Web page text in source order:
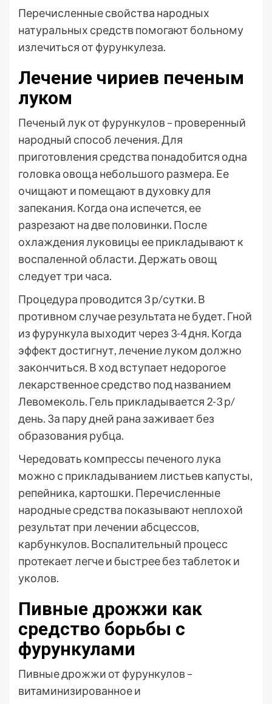
Перечисленные свойства народных
натуральных средств помогают больному
излечиться от фурункулеза.
Лечение чириев печеным
луком
Печеный лук от фурункулов – проверенный
народный способ лечения. Для
приготовления средства понадобится одна
головка овоща небольшого размера. Ее
очищают и помещают в духовку для
запекания. Когда она испечется, ее
разрезают на две половинки. После
охлаждения луковицы ее прикладывают к
воспаленной области. Держать овощ
следует три часа.
Процедура проводится 3 р/сутки. В
противном случае результата не будет. Гной
из фурункула выходит через 3-4 дня. Когда
эффект достигнут, лечение луком должно
закончиться. В ход вступает недорогое
лекарственное средство под названием
Левомеколь. Гель прикладывается 2-3 р/
день. За пару дней рана заживает без
образования рубца.
Чередовать компрессы печеного лука
можно с прикладыванием листьев капусты,
репейника, картошки. Перечисленные
народные средства показывают неплохой
результат при лечении абсцессов,
карбункулов. Воспалительный процесс
протекает легче и быстрее без таблеток и
уколов.
Пивные дрожжи как
средство борьбы с
фурункулами
Пивные дрожжи от фурункулов –
витаминизированное и